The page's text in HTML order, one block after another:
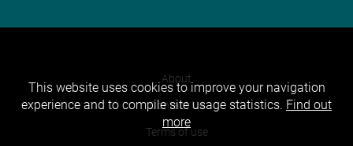
About
Contact Us
Terms of use
This website uses cookies to improve your navigation
experience and to compile site usage statistics. Find out
more